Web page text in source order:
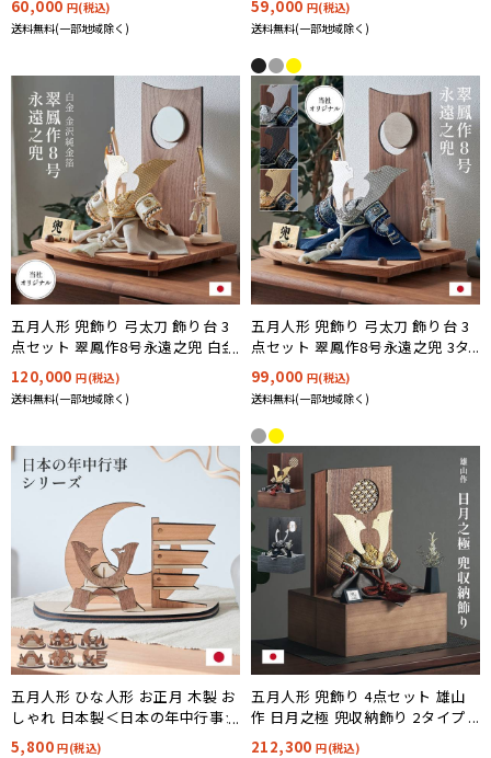
60,000 円(税込)
送料無料(一部地域除く)
59,000 円(税込)
送料無料(一部地域除く)
五月人形 兜飾り 弓太刀 飾り台 3
点セット 翠鳳作8号永遠之兜 白金
金沢純金箔
120,000円(税込)
送料無料(一部地域除く)
五月人形 兜飾り 弓太刀 飾り台 3
点セット 翠鳳作8号永遠之兜 3タ
イプ対応
99,000 円(税込)
送料無料(一部地域除く)
五月人形 ひな人形 お正月 木製 お
しゃれ 日本製＜日本の年中行事シ
リーズ＞簡単組立 選べる6タイプ
5,800円(税込)
五月人形 兜飾り 4点セット 雄山
作 日月之極 兜収納飾り 2タイプ
対応
212,300円(税込)